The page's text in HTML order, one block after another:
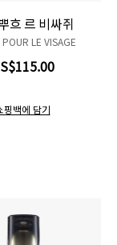
흐 르 비싸쥐
LE VISAGE
핑백에 담기